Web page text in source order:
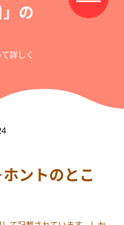
の
詳しく
ポリシー
」の基本知識
つけることが大切
ントのとこ